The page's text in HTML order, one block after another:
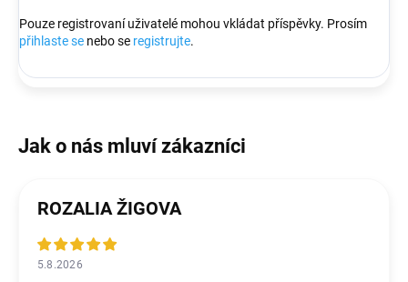
Pouze registrovaní uživatelé mohou vkládat příspěvky. Prosím
přihlaste se nebo se registrujte.
ROZALIA ŽIGOVA
5.8.2026